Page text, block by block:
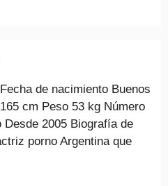
de nacimiento Buenos
cm Peso 53 kg Número
2005 Biografía de
porno Argentina que